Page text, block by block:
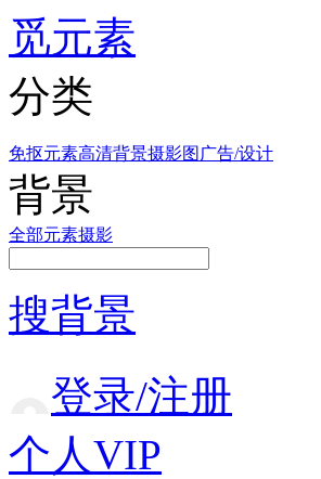
觅元素
分类
免抠元素高清背景摄影图 广告/设计
背景
全部元素摄影
搜背景
登录/注册
个人VIP